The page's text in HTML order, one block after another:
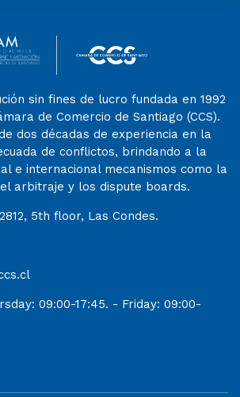
sin fines de lucro fundada en 1992
de Comercio de Santiago (CCS).
dos décadas de experiencia en la
de conflictos, brindando a la
e internacional mecanismos como la
arbitraje y los dispute boards.
5th floor, Las Condes.
09:00-17:45. - Friday: 09:00-